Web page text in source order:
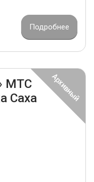
Подробнее
МТС
Саха